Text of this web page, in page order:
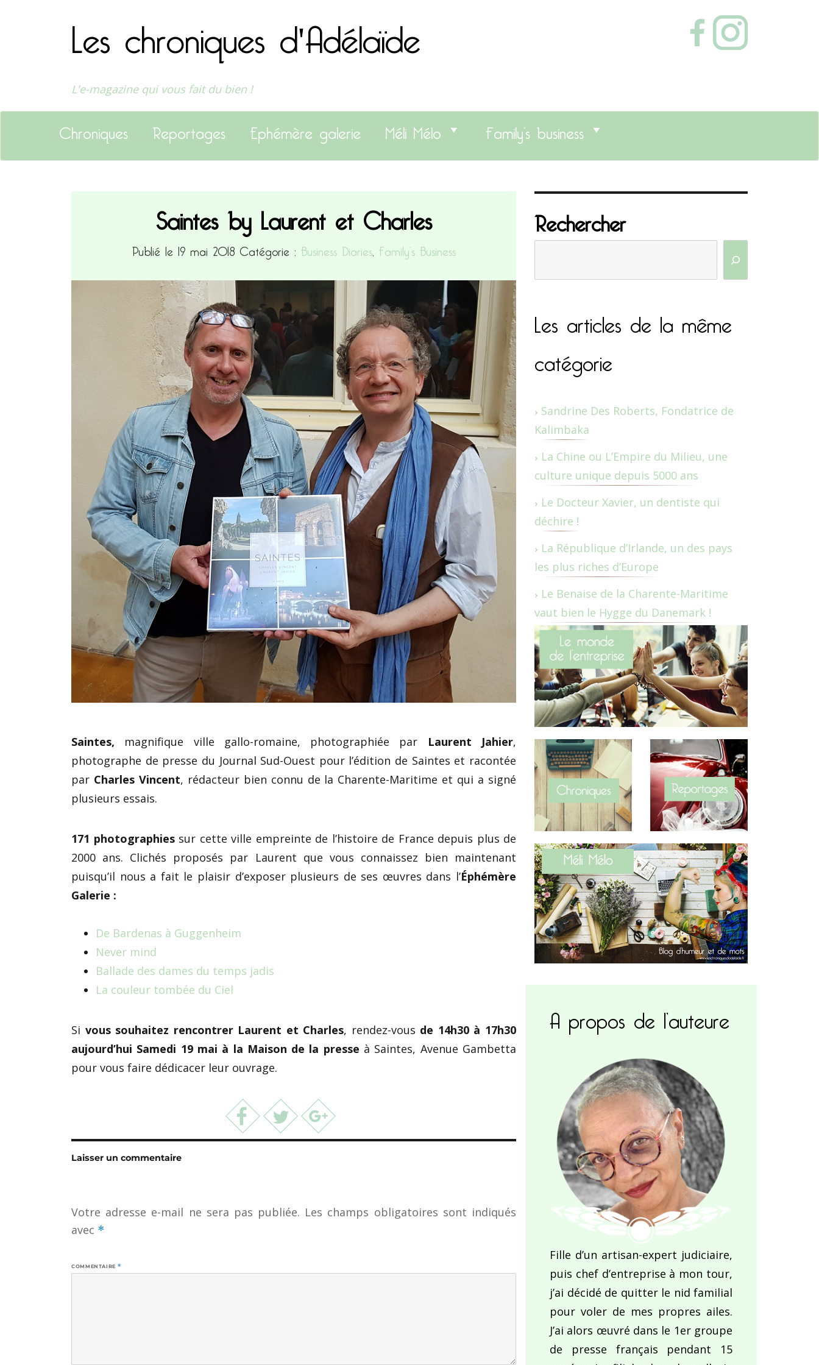
Les chroniques d'Adélaïde
L'e-magazine qui vous fait du bien !
Chroniques Reportages Ephémère galerie Méli Mélo Family’s business
Saintes by Laurent et Charles
Publié le 19 mai 2018 Catégorie : Business Diaries, Family’s Business
Saintes, magnifique ville gallo-romaine, photographiée par Laurent Jahier,
photographe de presse du Journal Sud-Ouest pour l’édition de Saintes et racontée
par Charles Vincent, rédacteur bien connu de la Charente-Maritime et qui a signé
plusieurs essais.
171 photographiessur cette ville empreinte de l’histoire de France depuis plus de
2000 ans. Clichés proposés par Laurent que vous connaissez bien maintenant
puisqu’il nous a fait le plaisir d’exposer plusieurs de ses œuvres dans l’Éphémère
Galerie :
De Bardenas à Guggenheim
Never mind
Ballade des dames du temps jadis
La couleur tombée du Ciel
Si vous souhaitez rencontrer Laurent et Charles, rendez-vous de 14h30 à 17h30
aujourd’hui Samedi 19 mai à la Maison de la presse à Saintes, Avenue Gambetta
pour vous faire dédicacer leur ouvrage.
Laisser un commentaire
Votre adresse e-mail ne sera pas publiée. Les champs obligatoires sont indiqués
avec *
COMMENTAIRE *
Rechercher
Les articles de la même
catégorie
Sandrine Des Roberts, Fondatrice de
Kalimbaka
La Chine ou L’Empire du Milieu, une
culture unique depuis 5000 ans
Le Docteur Xavier, un dentiste qui
déchire !
La République d’Irlande, un des pays
les plus riches d’Europe
Le Benaise de la Charente-Maritime
vaut bien le Hygge du Danemark !
A propos de l’auteure
Fille d’un artisan-expert judiciaire,
puis chef d’entreprise à mon tour,
j’ai décidé de quitter le nid familial
pour voler de mes propres ailes.
J’ai alors œuvré dans le 1er groupe
de presse français pendant 15